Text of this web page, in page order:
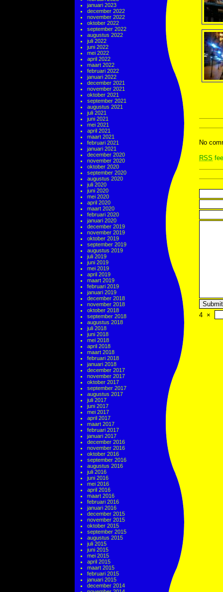
januari 2023
december 2022
november 2022
oktober 2022
september 2022
augustus 2022
juli 2022
juni 2022
mei 2022
april 2022
maart 2022
februari 2022
januari 2022
december 2021
november 2021
oktober 2021
september 2021
augustus 2021
juli 2021
juni 2021
mei 2021
april 2021
maart 2021
februari 2021
januari 2021
december 2020
november 2020
oktober 2020
september 2020
augustus 2020
juli 2020
juni 2020
mei 2020
april 2020
maart 2020
februari 2020
januari 2020
december 2019
november 2019
oktober 2019
september 2019
augustus 2019
juli 2019
juni 2019
mei 2019
april 2019
maart 2019
februari 2019
januari 2019
december 2018
november 2018
oktober 2018
september 2018
augustus 2018
juli 2018
juni 2018
mei 2018
april 2018
maart 2018
februari 2018
januari 2018
december 2017
november 2017
oktober 2017
september 2017
augustus 2017
juli 2017
juni 2017
mei 2017
april 2017
maart 2017
februari 2017
januari 2017
december 2016
november 2016
oktober 2016
september 2016
augustus 2016
juli 2016
juni 2016
mei 2016
april 2016
maart 2016
februari 2016
januari 2016
december 2015
november 2015
oktober 2015
september 2015
augustus 2015
juli 2015
juni 2015
mei 2015
april 2015
maart 2015
februari 2015
januari 2015
december 2014
No
RSS
4 ×